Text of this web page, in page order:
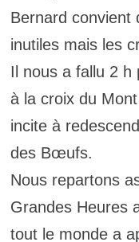
Bernard convient
inutiles mais les
Il nous a fallu 2 h
à la croix du
incite à
des Bœufs.
Nous repartons
Grandes Heures
tout le monde a